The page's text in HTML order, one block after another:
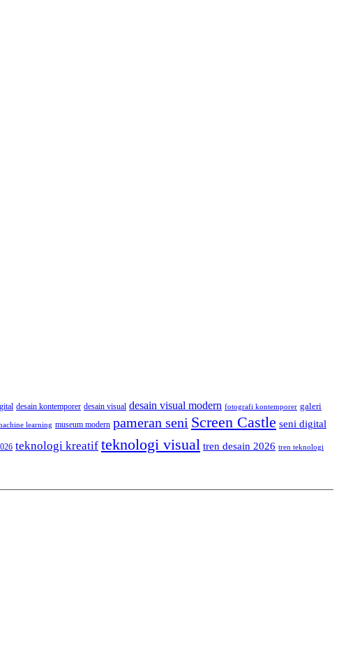
desain kontemporer desain visual desain visual modern fotografi kontemporer galeri
learning museum modern pameran seni Screen Castle seni digital
teknologi kreatif teknologi visual tren desain 2026 tren teknologi